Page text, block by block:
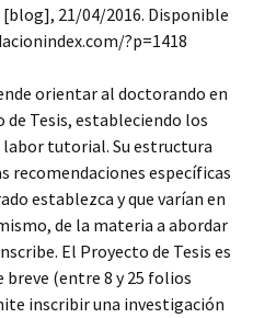
21/04/2016. Disponible
?p=1418
orientar al doctorando en
de Tesis, estableciendo los
tutorial. Su estructura
recomendaciones específicas
establezca y que varían en
de la materia a abordar
El Proyecto de Tesis es
(entre 8 y 25 folios
inscribir una investigación